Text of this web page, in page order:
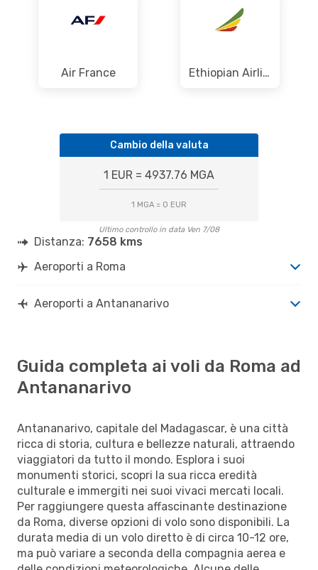
Air France Ethiopian Airlines
Cambio della valuta
1 EUR = 4937.76 MGA
1 MGA = 0 EUR
Ultimo controllo in data Ven 7/08
Distanza: 7658 kms
Aeroporti a Roma
Aeroporti a Antananarivo
Guida completa ai voli da Roma ad
Antananarivo
Antananarivo, capitale del Madagascar, è una città
ricca di storia, cultura e bellezze naturali, attraendo
viaggiatori da tutto il mondo. Esplora i suoi
monumenti storici, scopri la sua ricca eredità
culturale e immergiti nei suoi vivaci mercati locali.
Per raggiungere questa affascinante destinazione
da Roma, diverse opzioni di volo sono disponibili. La
durata media di un volo diretto è di circa 10-12 ore,
ma può variare a seconda della compagnia aerea e